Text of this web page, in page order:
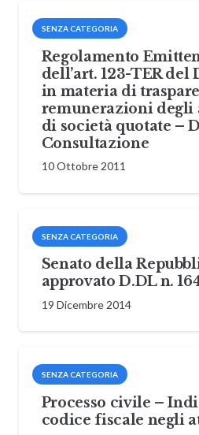
SENZA CATEGORIA
Regolamento
dell’art. 123-TER del
in materia di
remunerazioni
di società quotate –
Consultazione
10 Ottobre 2011
SENZA CATEGORIA
Senato della
approvato D.DL n.
19 Dicembre 2014
SENZA CATEGORIA
Processo civile –
codice fiscale negli